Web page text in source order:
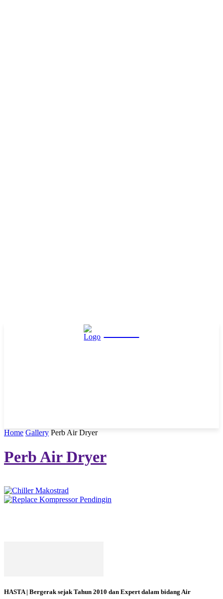
Home Gallery Perb Air Dryer
Perb Air Dryer
HASTA | Bergerak sejak Tahun 2010 dan Expert dalam bidang Air